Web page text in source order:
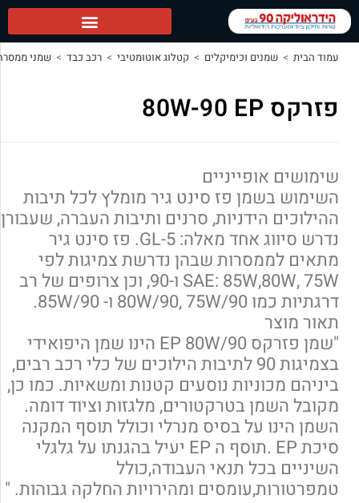
> קטלוג אוטומטיבי > רכב כבד > שמני ממסרה לרכב > פזרקס 80W-90 EP
סינט גיר מומלץ לכל תיבות
סרנים ותיבות העברה, שעבורן
נדרש סיווג אחד מאלה: GL-5. פז סינט גיר
שבהן נדרשת צמיגות לפי
SAE: 85W,80W, 75W ו-90, וכן צרופים של רב
"שמן פזרקס EP 80W/90 הינו שמן היפואידי
90 לתיבות הילוכים של כלי רכב רבים,
נוסעים קטנות ומשאיות. כמו כן,
מלגזות וציוד דומה.
מנרלי וכולל תוסף המקנה
סיכת EP .תוסף ה EP יעיל בהגנתו על גלגלי
העבודה,כולל
ומהירויות החלקה גבוהות. "